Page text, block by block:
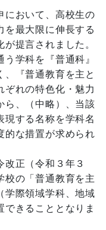
において、高校生の
を最大限に伸長する
提言されました。
学科を『普通科』
、『普通教育を主と
ぞれの特色化・魅力
ら、（中略）、当該
現する名称を学科名
的な措置が求められ
改正（令和３年３
校の「普通教育を主
学際領域学科、地域
きることとなりま